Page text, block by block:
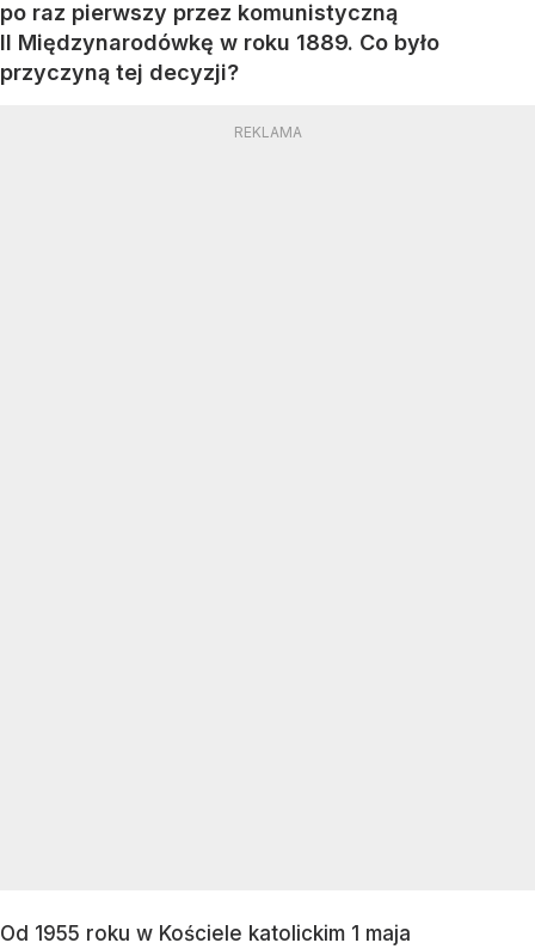
po raz pierwszy przez komunistyczną
II Międzynarodówkę w roku 1889. Co było
przyczyną tej decyzji?
Od 1955 roku w Kościele katolickim 1 maja